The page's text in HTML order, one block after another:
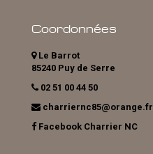
Coordonnées
Le Barrot
85240 Puy de Serre
02 51 00 44 50
charriernc85@orange.fr
Facebook Charrier NC